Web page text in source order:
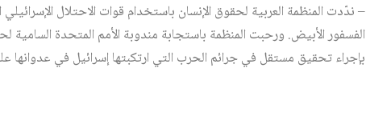
– ندّدت المنظمة العربية لحقوق الإنسان باستخدام قوات الاحتلال
الفسفور الأبيض. ورحبت المنظمة باستجابة مندوبة الأمم المتحدة السامية
بإجراء تحقيق مستقل في جرائم الحرب التي ارتكبتها إسرائيل في عدوانها